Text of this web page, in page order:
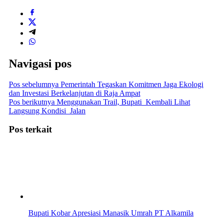
Navigasi pos
Pos sebelumnya Pemerintah Tegaskan Komitmen Jaga Ekologi
dan Investasi Berkelanjutan di Raja Ampat
Pos berikutnya Menggunakan Trail, Bupati Kembali Lihat
Langsung Kondisi Jalan
Pos terkait
Bupati Kobar Apresiasi Manasik Umrah PT Alkamila